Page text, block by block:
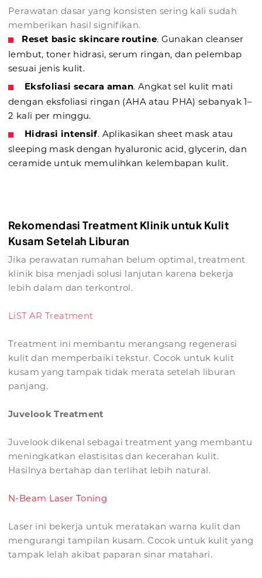
Perawatan dasar yang konsisten sering kali sudah
memberikan hasil signifikan.
Reset basic skincare routine. Gunakan cleanser
lembut, toner hidrasi, serum ringan, dan pelembap
sesuai jenis kulit.
Eksfoliasi secara aman. Angkat sel kulit mati
dengan eksfoliasi ringan (AHA atau PHA) sebanyak 1–
2 kali per minggu.
Hidrasi intensif. Aplikasikan sheet mask atau
sleeping mask dengan hyaluronic acid, glycerin, dan
ceramide untuk memulihkan kelembapan kulit.
Rekomendasi Treatment Klinik untuk Kulit
Kusam Setelah Liburan
Jika perawatan rumahan belum optimal, treatment
klinik bisa menjadi solusi lanjutan karena bekerja
lebih dalam dan terkontrol.
LiST AR Treatment
Treatment ini membantu merangsang regenerasi
kulit dan memperbaiki tekstur. Cocok untuk kulit
kusam yang tampak tidak merata setelah liburan
panjang.
Juvelook Treatment
Juvelook dikenal sebagai treatment yang membantu
meningkatkan elastisitas dan kecerahan kulit.
Hasilnya bertahap dan terlihat lebih natural.
N-Beam Laser Toning
Laser ini bekerja untuk meratakan warna kulit dan
mengurangi tampilan kusam. Cocok untuk kulit yang
tampak lelah akibat paparan sinar matahari.